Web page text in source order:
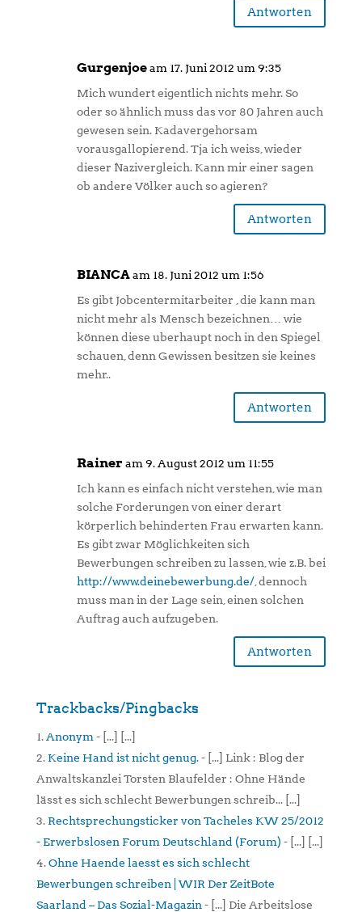
Antworten
Gurgenjoe am 17. Juni 2012 um 9:35
Mich wundert eigentlich nichts mehr. So
oder so ähnlich muss das vor 80 Jahren auch
gewesen sein. Kadavergehorsam
vorausgallopierend. Tja ich weiss, wieder
dieser Nazivergleich. Kann mir einer sagen
ob andere Völker auch so agieren?
Antworten
BIANCA am 18. Juni 2012 um 1:56
Es gibt Jobcentermitarbeiter , die kann man
nicht mehr als Mensch bezeichnen… wie
können diese uberhaupt noch in den Spiegel
schauen, denn Gewissen besitzen sie keines
mehr..
Antworten
Rainer am 9. August 2012 um 11:55
Ich kann es einfach nicht verstehen, wie man
solche Forderungen von einer derart
körperlich behinderten Frau erwarten kann.
Es gibt zwar Möglichkeiten sich
Bewerbungen schreiben zu lassen, wie z.B. bei
http://www.deinebewerbung.de/, dennoch
muss man in der Lage sein, einen solchen
Auftrag auch aufzugeben.
Antworten
Trackbacks/Pingbacks
Anonym - [...] [...]
Keine Hand ist nicht genug.- [...] Link : Blog der
Anwaltskanzlei Torsten Blaufelder : Ohne Hände
lässt es sich schlecht Bewerbungen schreib... [...]
Rechtsprechungsticker von Tacheles KW 25/2012
- Erwerbslosen Forum Deutschland (Forum) - [...] [...]
Ohne Haende laesst es sich schlecht
Bewerbungen schreiben | WIR Der ZeitBote
Saarland – Das Sozial-Magazin - [...] Die Arbeitslose